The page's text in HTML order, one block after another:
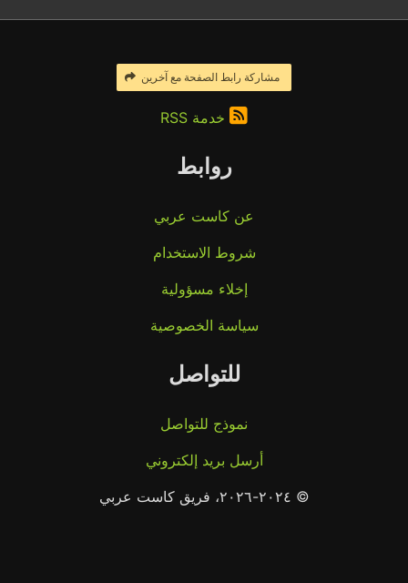
مشاركة رابط الصفحة مع آخرين
خدمة RSS
روابط
عن كاست عربي
شروط الاستخدام
إخلاء مسؤولية
سياسة الخصوصية
للتواصل
نموذج للتواصل
أرسل بريد إلكتروني
© ٢٠٢٤-٢٠٢٦، فريق كاست عربي